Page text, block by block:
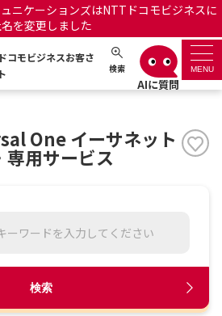
ニケーションズはNTTドコモビジネスに
を変更しました
コモビジネスお客さ
検索 MENU
お客さまサポート 日本語 English
探す
サポートサイトの使い方
工事・故障情報通知サー
One イーサネット
専用サービス
検索